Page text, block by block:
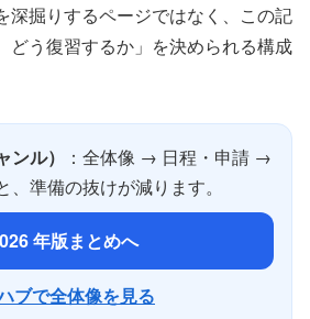
深掘りするページではなく、この記
どう復習するか」を決められる構成
ル）
：全体像 → 日程・申請 →
準備の抜けが減ります。
年版まとめへ
ブで全体像を見る